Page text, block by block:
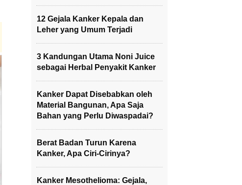
12 Gejala Kanker Kepala dan
Leher yang Umum Terjadi
3 Kandungan Utama Noni Juice
sebagai Herbal Penyakit Kanker
Kanker Dapat Disebabkan oleh
Material Bangunan, Apa Saja
Bahan yang Perlu Diwaspadai?
Berat Badan Turun Karena
Kanker, Apa Ciri-Cirinya?
Kanker Mesothelioma: Gejala,